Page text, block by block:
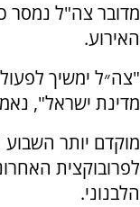
מדובר צה"ל נמסר
האירוע.
"צה״ל ימשיך
מדינת ישראל",
מוקדם יותר השבוע
לפרובוקצית
הלבנוני.